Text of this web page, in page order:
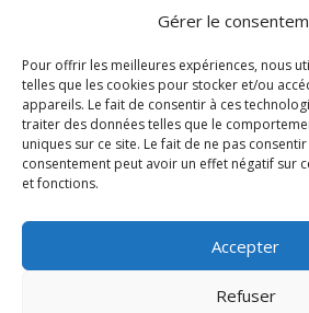
Gérer le
Pour offrir les meilleures expériences, nous
telles que les cookies pour stocker et/ou
appareils. Le fait de consentir à ces
traiter des données telles que le
uniques sur ce site. Le fait de ne pas
consentement peut avoir un effet négatif sur
et fonctions.
Accepter
Refuser
Statuts
Règlement
Mentions
Liens utiles